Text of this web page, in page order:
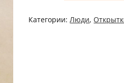
1970.
Категории:Люди,